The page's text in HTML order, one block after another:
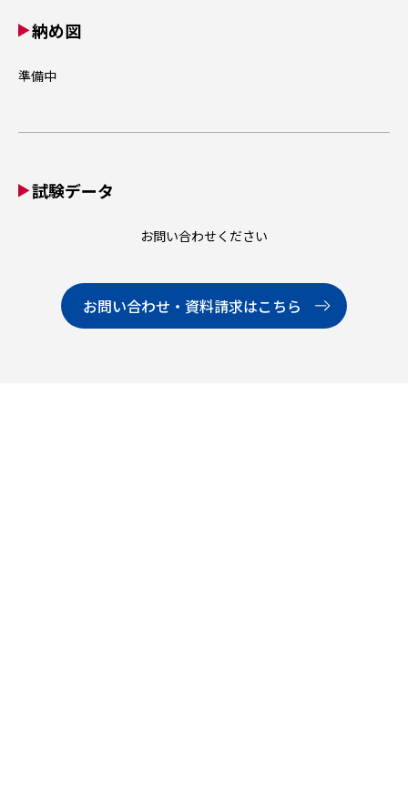
納め図
準備中
試験データ
お問い合わせください
お問い合わせ・資料請求はこちら